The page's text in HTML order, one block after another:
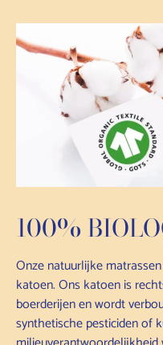
100%
Onze natuurlijke
katoen. Ons katoen is
boerderijen en wordt
synthetische pesticiden of